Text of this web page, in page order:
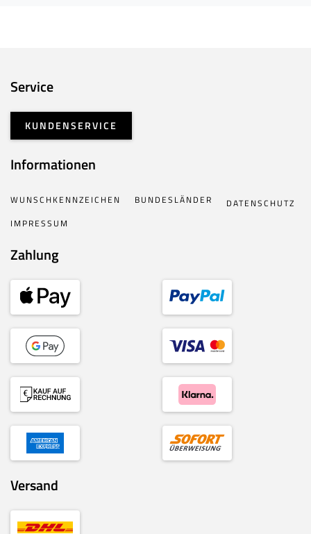
Service
KUNDENSERVICE
Informationen
WUNSCHKENNZEICHEN BUNDESLÄNDER
DATENSCHUTZ
IMPRESSUM
Zahlung
Versand